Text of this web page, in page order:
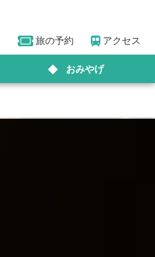
旅の予約 アクセス
おみやげ